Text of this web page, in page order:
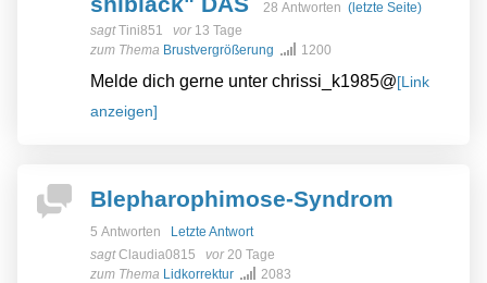
28 Antworten (letzte Seite)
sagtTini851 vor13 Tage
zum Thema Brustvergrößerung 1200
Melde dich gerne unter chrissi_k1985@[Link
anzeigen]
Blepharophimose-Syndrom
5 Antworten Letzte Antwort
sagtClaudia0815 vor20 Tage
zum Thema Lidkorrektur 2083